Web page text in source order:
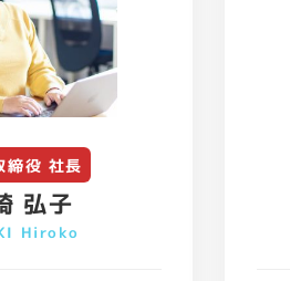
締役 社長
弘子
Hiroko